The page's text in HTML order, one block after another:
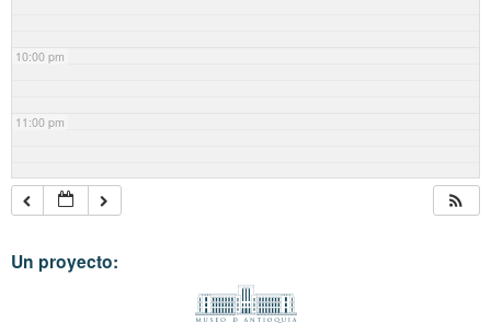
10:00 pm
11:00 pm
Un proyecto: